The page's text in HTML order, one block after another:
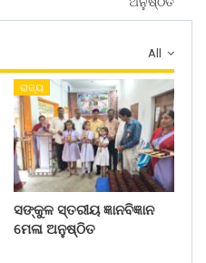
All
ରାଜ୍ୟ
ସଙ୍କୁଳ ସ୍ତରୀୟ ଜ୍ଞାନବିଜ୍ଞାନ
ମେଳା ଅନୁଷ୍ଠିତ